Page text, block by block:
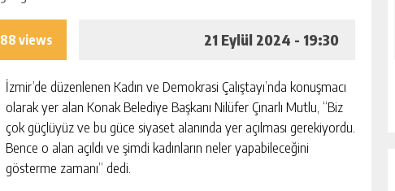
88 views 21 Eylül 2024 - 19:30
İzmir’de düzenlenen Kadın ve Demokrasi Çalıştayı’nda konuşmacı
olarak yer alan Konak Belediye Başkanı Nilüfer Çınarlı Mutlu, “Biz
çok güçlüyüz ve bu güce siyaset alanında yer açılması gerekiyordu.
Bence o alan açıldı ve şimdi kadınların neler yapabileceğini
gösterme zamanı” dedi.